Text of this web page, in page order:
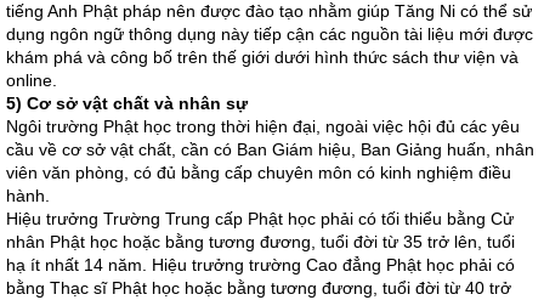
tiếng Anh Phật pháp nên được đào tạo nhằm giúp Tăng Ni có thể sử
dụng ngôn ngữ thông dụng này tiếp cận các nguồn tài liệu mới được
khám phá và công bố trên thế giới dưới hình thức sách thư viện và
online.
5) Cơ sở vật chất và nhân sự
Ngôi trường Phật học trong thời hiện đại, ngoài việc hội đủ các yêu
cầu về cơ sở vật chất, cần có Ban Giám hiệu, Ban Giảng huấn, nhân
viên văn phòng, có đủ bằng cấp chuyên môn có kinh nghiệm điều
hành.
Hiệu trưởng Trường Trung cấp Phật học phải có tối thiểu bằng Cử
nhân Phật học hoặc bằng tương đương, tuổi đời từ 35 trở lên, tuổi
hạ ít nhất 14 năm. Hiệu trưởng trường Cao đẳng Phật học phải có
bằng Thạc sĩ Phật học hoặc bằng tương đương, tuổi đời từ 40 trở